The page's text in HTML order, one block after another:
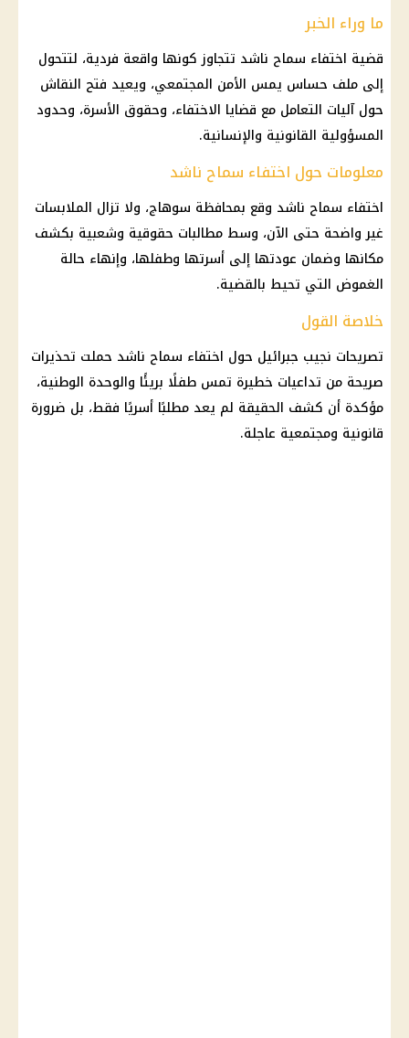
ما وراء الخبر
قضية اختفاء سماح ناشد تتجاوز كونها واقعة فردية، لتتحول
إلى ملف حساس يمس الأمن المجتمعي، ويعيد فتح النقاش
حول آليات التعامل مع قضايا الاختفاء، وحقوق الأسرة، وحدود
المسؤولية القانونية والإنسانية.
معلومات حول اختفاء سماح ناشد
اختفاء سماح ناشد وقع بمحافظة سوهاج، ولا تزال الملابسات
غير واضحة حتى الآن، وسط مطالبات حقوقية وشعبية بكشف
مكانها وضمان عودتها إلى أسرتها وطفلها، وإنهاء حالة
الغموض التي تحيط بالقضية.
خلاصة القول
تصريحات نجيب جبرائيل حول اختفاء سماح ناشد حملت تحذيرات
صريحة من تداعيات خطيرة تمس طفلًا بريئًا والوحدة الوطنية،
مؤكدة أن كشف الحقيقة لم يعد مطلبًا أسريًا فقط، بل ضرورة
قانونية ومجتمعية عاجلة.